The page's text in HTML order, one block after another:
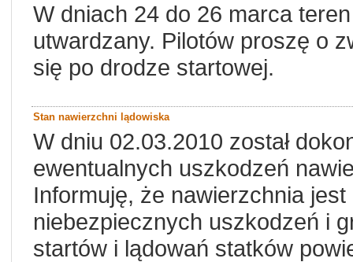
W dniach 24 do 26 marca
utwardzany. Pilotów proszę o
się po drodze startowej.
Stan nawierzchni lądowiska
W dniu 02.03.2010 został
ewentualnych uszkodzeń
Informuję, że nawierzchnia
niebezpiecznych uszkodzeń i
startów i lądowań statków